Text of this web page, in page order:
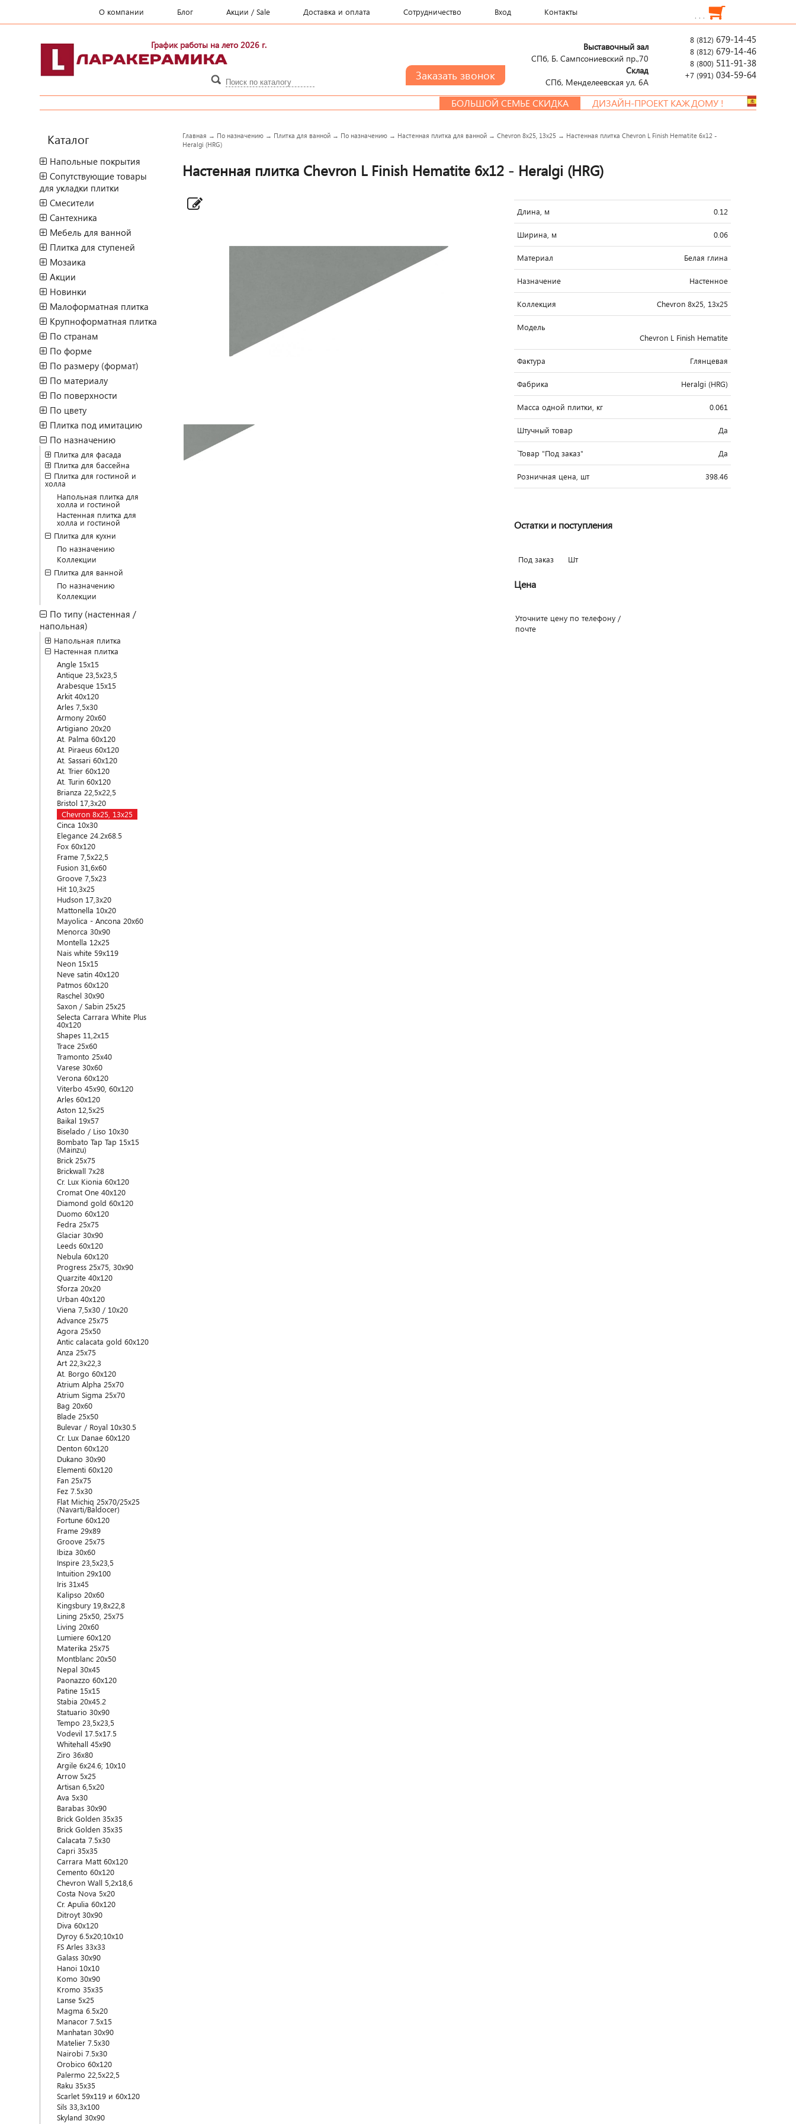
О компании Блог Акции / Sale Доставка и оплата Сотрудничество Вход Контакты . . .
График работы на лето 2026 г. 8 (812) 679-14-45
8 (812) 679-14-46
8 (800) 511-91-38
+7 (991) 034-59-64
Выставочный зал
СПб, Б. Сампсониевский пр.,70
Склад
СПб, Менделеевcкая ул, 6А
БОЛЬШОЙ СЕМЬЕ СКИДКА ДИЗАЙН-ПРОЕКТ КАЖДОМУ !
Каталог
Напольные покрытия
Сопутствующие товары
для укладки плитки
Смесители
Сантехника
Мебель для ванной
Плитка для ступеней
Мозаика
Акции
Новинки
Малоформатная плитка
Крупноформатная плитка
По странам
По форме
По размеру (формат)
По материалу
По поверхности
По цвету
Плитка под имитацию
По назначению
Плитка для фасада
Плитка для бассейна
Плитка для гостиной и
холла
Напольная плитка для
холла и гостиной
Настенная плитка для
холла и гостиной
Плитка для кухни
По назначению
Коллекции
Плитка для ванной
По назначению
Коллекции
По типу (настенная /
напольная)
Напольная плитка
Настенная плитка
Angle 15x15
Antique 23,5x23,5
Arabesque 15x15
Arkit 40x120
Arles 7,5x30
Armony 20x60
Artigiano 20x20
At. Palma 60x120
At. Piraeus 60x120
At. Sassari 60x120
At. Trier 60x120
At. Turin 60x120
Brianza 22,5x22,5
Bristol 17,3x20
Chevron 8x25, 13x25
Cinca 10x30
Elegance 24.2x68.5
Fox 60x120
Frame 7,5x22,5
Fusion 31,6x60
Groove 7,5x23
Hit 10,3x25
Hudson 17,3x20
Mattonella 10x20
Mayolica - Ancona 20x60
Menorca 30x90
Montella 12x25
Nais white 59x119
Neon 15x15
Neve satin 40x120
Patmos 60x120
Raschel 30x90
Saxon / Sabin 25x25
Selecta Carrara White Plus
40x120
Shapes 11,2x15
Trace 25x60
Tramonto 25x40
Varese 30x60
Verona 60x120
Viterbo 45x90, 60x120
Arles 60x120
Aston 12,5x25
Baikal 19x57
Biselado / Liso 10x30
Bombato Tap Tap 15x15
(Mainzu)
Brick 25x75
Brickwall 7x28
Cr. Lux Kionia 60x120
Cromat One 40x120
Diamond gold 60x120
Duomo 60x120
Fedra 25x75
Glaciar 30x90
Leeds 60x120
Nebula 60x120
Progress 25x75, 30x90
Quarzite 40x120
Sforza 20x20
Urban 40x120
Viena 7,5x30 / 10x20
Advance 25x75
Agora 25x50
Antic calacata gold 60x120
Anza 25x75
Art 22,3x22,3
At. Borgo 60x120
Atrium Alpha 25x70
Atrium Sigma 25x70
Bag 20x60
Blade 25x50
Bulevar / Royal 10x30.5
Cr. Lux Danae 60x120
Denton 60x120
Dukano 30x90
Elementi 60x120
Fan 25x75
Fez 7.5x30
Flat Michiq 25x70/25x25
(Navarti/Baldocer)
Fortune 60x120
Frame 29x89
Groove 25x75
Ibiza 30x60
Inspire 23,5x23,5
Intuition 29x100
Iris 31x45
Kalipso 20x60
Kingsbury 19,8x22,8
Lining 25x50, 25x75
Living 20x60
Lumiere 60x120
Materika 25x75
Montblanc 20x50
Nepal 30x45
Paonazzo 60x120
Patine 15x15
Stabia 20x45.2
Statuario 30x90
Tempo 23,5x23,5
Vodevil 17.5x17.5
Whitehall 45x90
Ziro 36x80
Argile 6x24.6; 10x10
Arrow 5x25
Artisan 6,5x20
Ava 5x30
Barabas 30x90
Brick Golden 35x35
Brick Golden 35x35
Calacata 7.5x30
Capri 35x35
Carrara Matt 60x120
Cemento 60x120
Chevron Wall 5,2x18,6
Costa Nova 5x20
Cr. Apulia 60x120
Ditroyt 30x90
Diva 60x120
Dyroy 6.5x20;10x10
FS Arles 33x33
Galass 30x90
Hanoi 10x10
Komo 30x90
Kromo 35x35
Lanse 5x25
Magma 6.5x20
Manacor 7.5x15
Manhatan 30x90
Matelier 7.5x30
Nairobi 7.5x30
Orobico 60x120
Palermo 22,5x22,5
Raku 35x35
Scarlet 59x119 и 60х120
Sils 33,3x100
Skyland 30x90
Главная → По назначению → Плитка для ванной → По назначению → Настенная плитка для ванной →Сhevron 8х25, 13х25 → Настенная плитка Chevron L Finish Hematite 6x12 -
Heralgi (HRG)
Настенная плитка Chevron L Finish Hematite 6x12 - Heralgi (HRG)
Длина, м 0.12
Ширина, м 0.06
Материал Белая глина
Назначение Настенное
Коллекция Chevron 8x25, 13x25
Модель
Chevron L Finish Hematite
Фактура Глянцевая
Фабрика Heralgi (HRG)
Масса одной плитки, кг 0.061
Штучный товар Да
`Товар "Под заказ" Да
Розничная цена, шт 398.46
Остатки и поступления
Под заказ Шт
Цена
Уточните цену по телефону /
почте